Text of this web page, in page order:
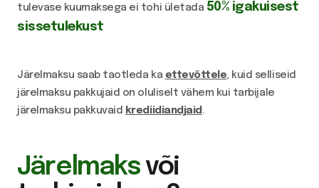
tulevase kuumaksega ei tohi ületada 50% igakuisest
sissetulekust
Järelmaksu saab taotleda ka ettevõttele, kuid selliseid
järelmaksu pakkujaid on oluliselt vähem kui tarbijale
järelmaksu pakkuvaid
krediidiandjaid .
Järelmaksvõi